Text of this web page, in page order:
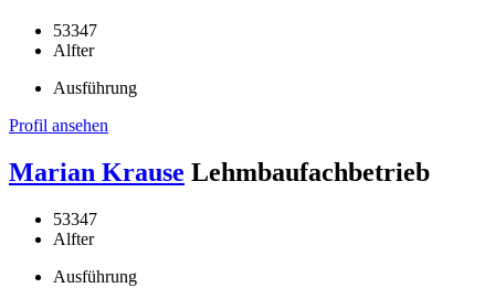
53347
Alfter
Ausführung
Profil ansehen
Marian Krause Lehmbaufachbetrieb
53347
Alfter
Ausführung